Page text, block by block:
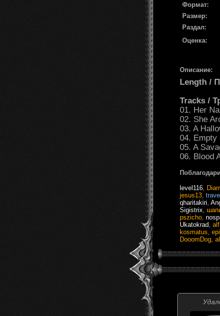
Формат:
Размер:
Раздал:
Оценка:
Описание:
Length /
Tracks /
01. Her
02. She
03. A
04. Empty
05. A
06. Blood
level116
jesus13
qharitakiri
Sigistrix
pszicho
Ukatokrad
kosmatus
DooomDog